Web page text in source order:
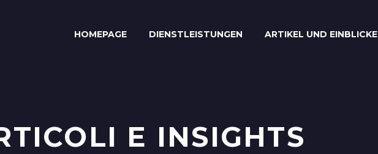
HOMEPAGE DIENSTLEISTUNGEN ARTIKEL UND EINBLICKE
E INSIGHTS